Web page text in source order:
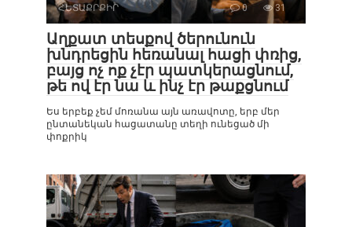
ՀԵՏԱՔՐՔԻՐ 0 31
Աղքատ տեսքով ծերունուն
խնդրեցին հեռանալ հացի փռից,
բայց ոչ ոք չէր պատկերացնում,
թե ով էր նա և ինչ էր թաքցնում
Ես երբեք չեմ մոռանա այն առավոտը, երբ մեր
ընտանեկան հացատանը տեղի ունեցած մի
փոքրիկ